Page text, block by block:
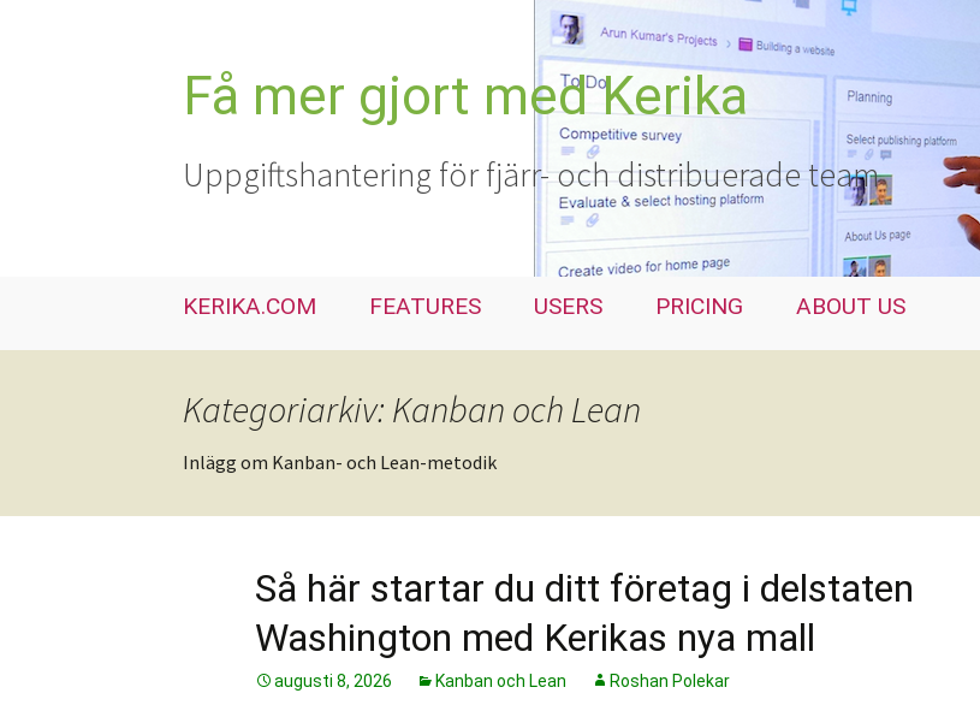
Få mer gjort med Kerika
Uppgiftshantering för fjärr- och distribuerade team
KERIKA.COM FEATURES USERS PRICING ABOUT US
Kategoriarkiv: Kanban och Lean
Inlägg om Kanban- och Lean-metodik
Så här startar du ditt företag i delstaten
Washington med Kerikas nya mall
augusti 8, 2026 Kanban och Lean Roshan Polekar